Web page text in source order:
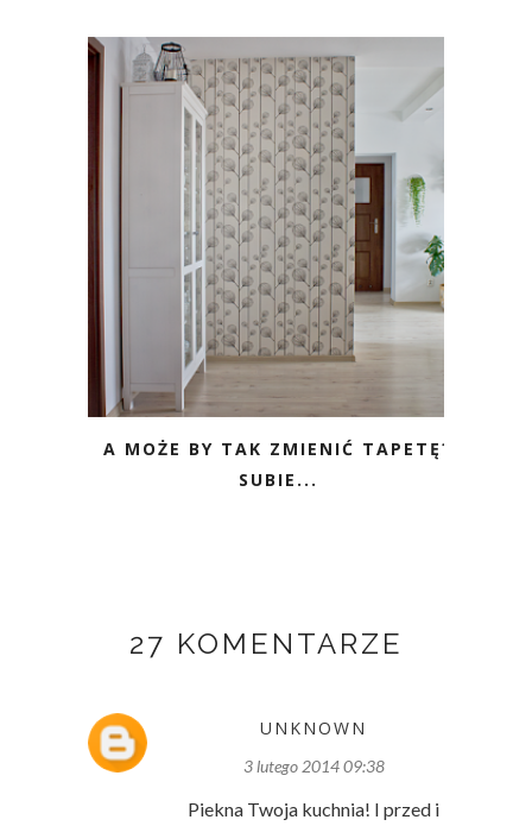
A MOŻE BY TAK ZMIENIĆ TAPETĘ?
SUBIE...
27 KOMENTARZE
UNKNOWN
3 lutego 2014 09:38
Piekna Twoja kuchnia! I przed i